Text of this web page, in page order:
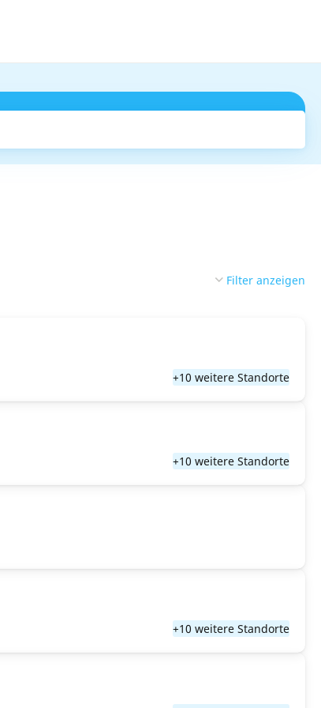
Filter anzeigen
+10 weitere Standorte
+10 weitere Standorte
+10 weitere Standorte